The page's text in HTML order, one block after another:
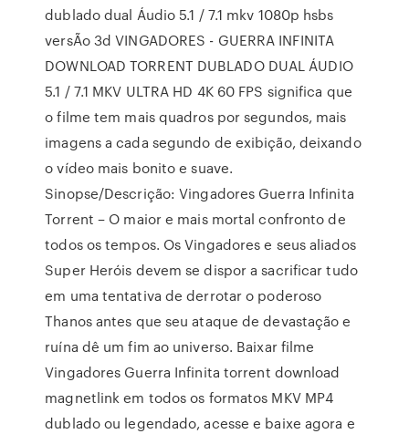
dublado dual Áudio 5.1 / 7.1 mkv 1080p hsbs
versÃo 3d VINGADORES - GUERRA INFINITA
DOWNLOAD TORRENT DUBLADO DUAL ÁUDIO
5.1 / 7.1 MKV ULTRA HD 4K 60 FPS significa que
o filme tem mais quadros por segundos, mais
imagens a cada segundo de exibição, deixando
o vídeo mais bonito e suave.
Sinopse/Descrição: Vingadores Guerra Infinita
Torrent – O maior e mais mortal confronto de
todos os tempos. Os Vingadores e seus aliados
Super Heróis devem se dispor a sacrificar tudo
em uma tentativa de derrotar o poderoso
Thanos antes que seu ataque de devastação e
ruína dê um fim ao universo. Baixar filme
Vingadores Guerra Infinita torrent download
magnetlink em todos os formatos MKV MP4
dublado ou legendado, acesse e baixe agora e